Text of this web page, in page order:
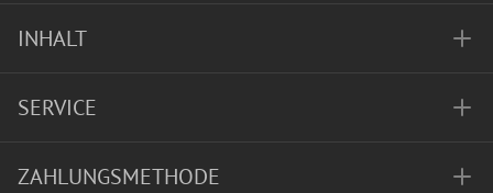
INHALT
SERVICE
ZAHLUNGSMETHODE